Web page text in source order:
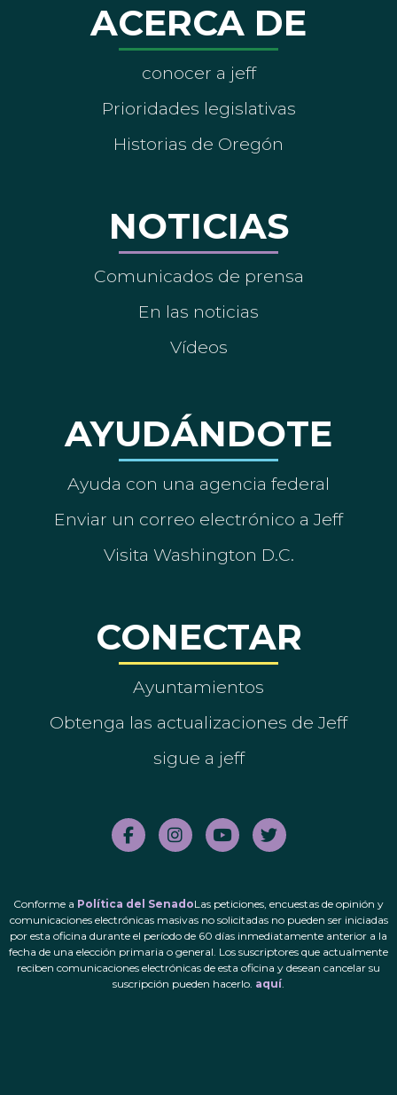
ACERCA DE
conocer a jeff
Prioridades legislativas
Historias de Oregón
NOTICIAS
Comunicados de prensa
En las noticias
Vídeos
AYUDÁNDOTE
Ayuda con una agencia federal
Enviar un correo electrónico a Jeff
Visita Washington D.C.
CONECTAR
Ayuntamientos
Obtenga las actualizaciones de Jeff
sigue a jeff
Conforme a Política del SenadoLas peticiones, encuestas de opinión y
comunicaciones electrónicas masivas no solicitadas no pueden ser iniciadas
por esta oficina durante el período de 60 días inmediatamente anterior a la
fecha de una elección primaria o general. Los suscriptores que actualmente
reciben comunicaciones electrónicas de esta oficina y desean cancelar su
suscripción pueden hacerlo. aquí.